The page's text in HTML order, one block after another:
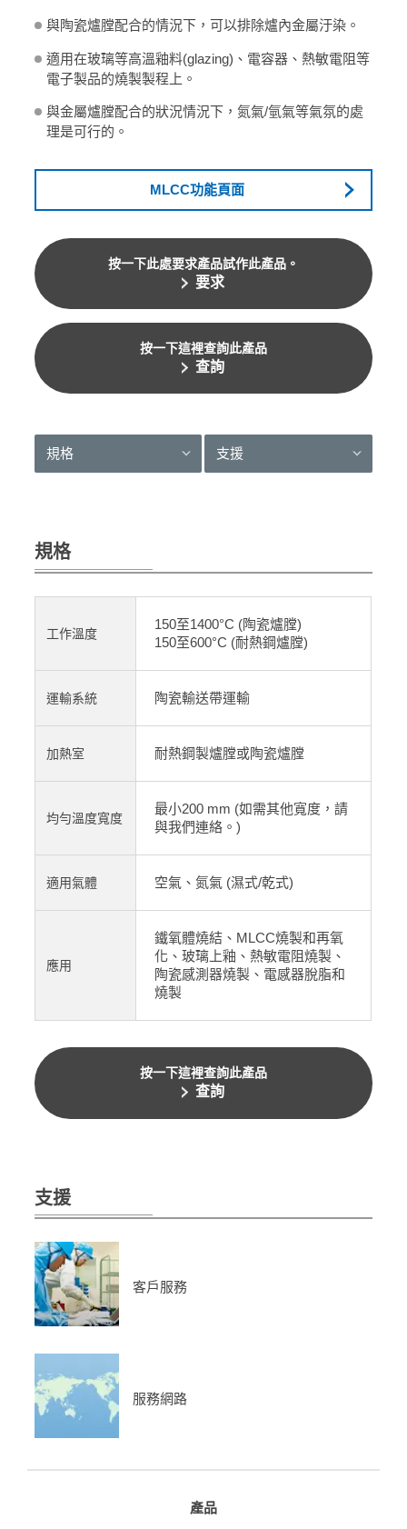
與陶瓷爐膛配合的情況下，可以排除爐內金屬汙染。
適用在玻璃等高溫釉料(glazing)、電容器、熱敏電阻等
電子製品的燒製製程上。
與金屬爐膛配合的狀況情況下，氮氣/氫氣等氣氛的處
理是可行的。
MLCC功能頁面
按一下此處要求產品試作此產品。
要求
按一下這裡查詢此產品
查詢
規格 支援
規格
工作溫度
150至1400°C (陶瓷爐膛)
150至600°C (耐熱鋼爐膛)
運輸系統 陶瓷輸送帶運輸
加熱室 耐熱鋼製爐膛或陶瓷爐膛
均勻溫度寬度
最小200 mm (如需其他寬度，請
與我們連絡。)
適用氣體 空氣、氮氣 (濕式/乾式)
應用
鐵氧體燒結、MLCC燒製和再氧
化、玻璃上釉、熱敏電阻燒製、
陶瓷感測器燒製、電感器脫脂和
燒製
按一下這裡查詢此產品
查詢
支援
客戶服務
服務網路
產品